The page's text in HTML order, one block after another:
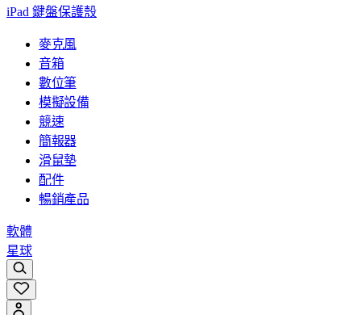
iPad 鍵盤保護殼
麥克風
音箱
數位筆
模擬設備
競速
簡報器
滑鼠墊
配件
暢銷產品
軟體
星球